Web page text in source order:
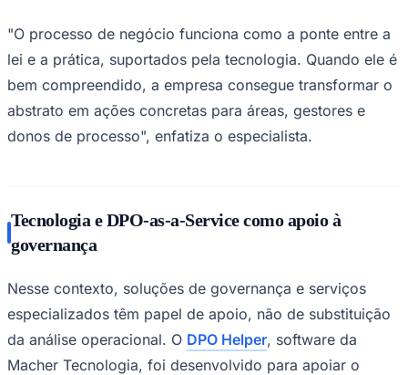
"O processo de negócio funciona como a ponte entre a
lei e a prática, suportados pela tecnologia. Quando ele é
bem compreendido, a empresa consegue transformar o
abstrato em ações concretas para áreas, gestores e
donos de processo", enfatiza o especialista.
Tecnologia e DPO-as-a-Service como apoio à
governança
Nesse contexto, soluções de governança e serviços
especializados têm papel de apoio, não de substituição
da análise operacional. O DPO Helper, software da
Macher Tecnologia, foi desenvolvido para apoiar o